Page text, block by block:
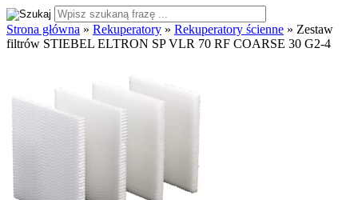
Strona główna » Rekuperatory » Rekuperatory ścienne » Zestaw
filtrów STIEBEL ELTRON SP VLR 70 RF COARSE 30 G2-4